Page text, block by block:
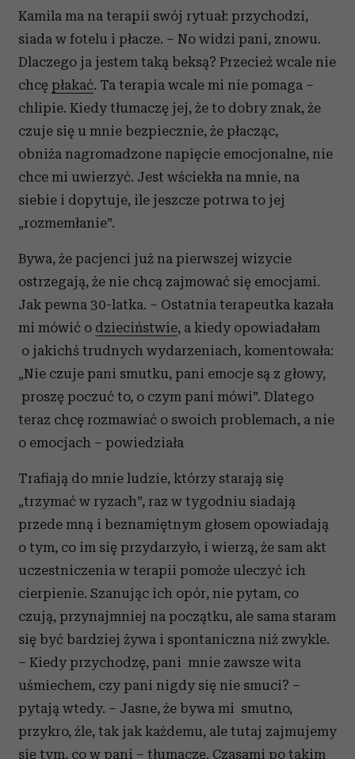
Kamila ma na terapii swój rytuał: przychodzi,
siada w fotelu i płacze. – No widzi pani, znowu.
Dlaczego ja jestem taką beksą? Przecież wcale nie
chcę płakać. Ta terapia wcale mi nie pomaga –
chlipie. Kiedy tłumaczę jej, że to dobry znak, że
czuje się u mnie bezpiecznie, że płacząc,
obniża nagromadzone napięcie emocjonalne, nie
chce mi uwierzyć. Jest wściekła na mnie, na
siebie i dopytuje, ile jeszcze potrwa to jej
„rozmemłanie”.
Bywa, że pacjenci już na pierwszej wizycie
ostrzegają, że nie chcą zajmować się emocjami.
Jak pewna 30-latka. – Ostatnia terapeutka kazała
mi mówić o dzieciństwie, a kiedy opowiadałam
o jakichś trudnych wydarzeniach, komentowała:
„Nie czuje pani smutku, pani emocje są z głowy,
proszę poczuć to, o czym pani mówi”. Dlatego
teraz chcę rozmawiać o swoich problemach, a nie
o emocjach – powiedziała
Trafiają do mnie ludzie, którzy starają się
„trzymać w ryzach”, raz w tygodniu siadają
przede mną i beznamiętnym głosem opowiadają
o tym, co im się przydarzyło, i wierzą, że sam akt
uczestniczenia w terapii pomoże uleczyć ich
cierpienie. Szanując ich opór, nie pytam, co
czują, przynajmniej na początku, ale sama staram
się być bardziej żywa i spontaniczna niż zwykle.
– Kiedy przychodzę, pani mnie zawsze wita
uśmiechem, czy pani nigdy się nie smuci? –
pytają wtedy. – Jasne, że bywa mi smutno,
przykro, źle, tak jak każdemu, ale tutaj zajmujemy
się tym, co w pani – tłumaczę. Czasami po takim